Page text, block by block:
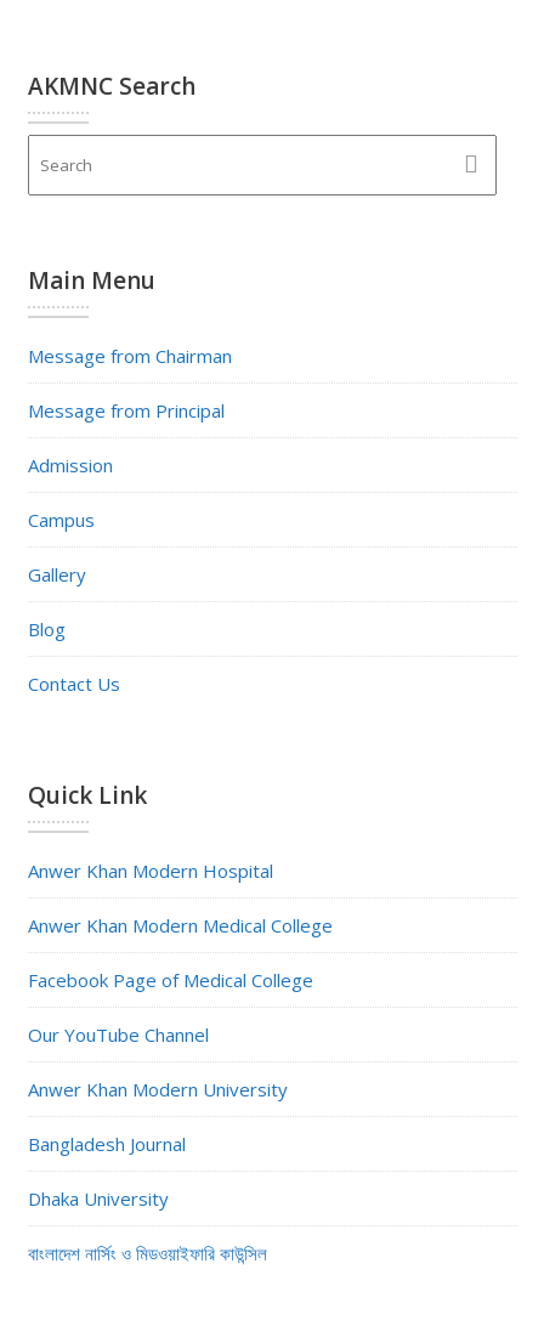
AKMNC Search
Main Menu
Message from Chairman
Message from Principal
Admission
Campus
Gallery
Blog
Contact Us
Quick Link
Anwer Khan Modern Hospital
Anwer Khan Modern Medical College
Facebook Page of Medical College
Our YouTube Channel
Anwer Khan Modern University
Bangladesh Journal
Dhaka University
বাংলাদেশ নার্সিং ও মিডওয়াইফারি কাউন্সিল